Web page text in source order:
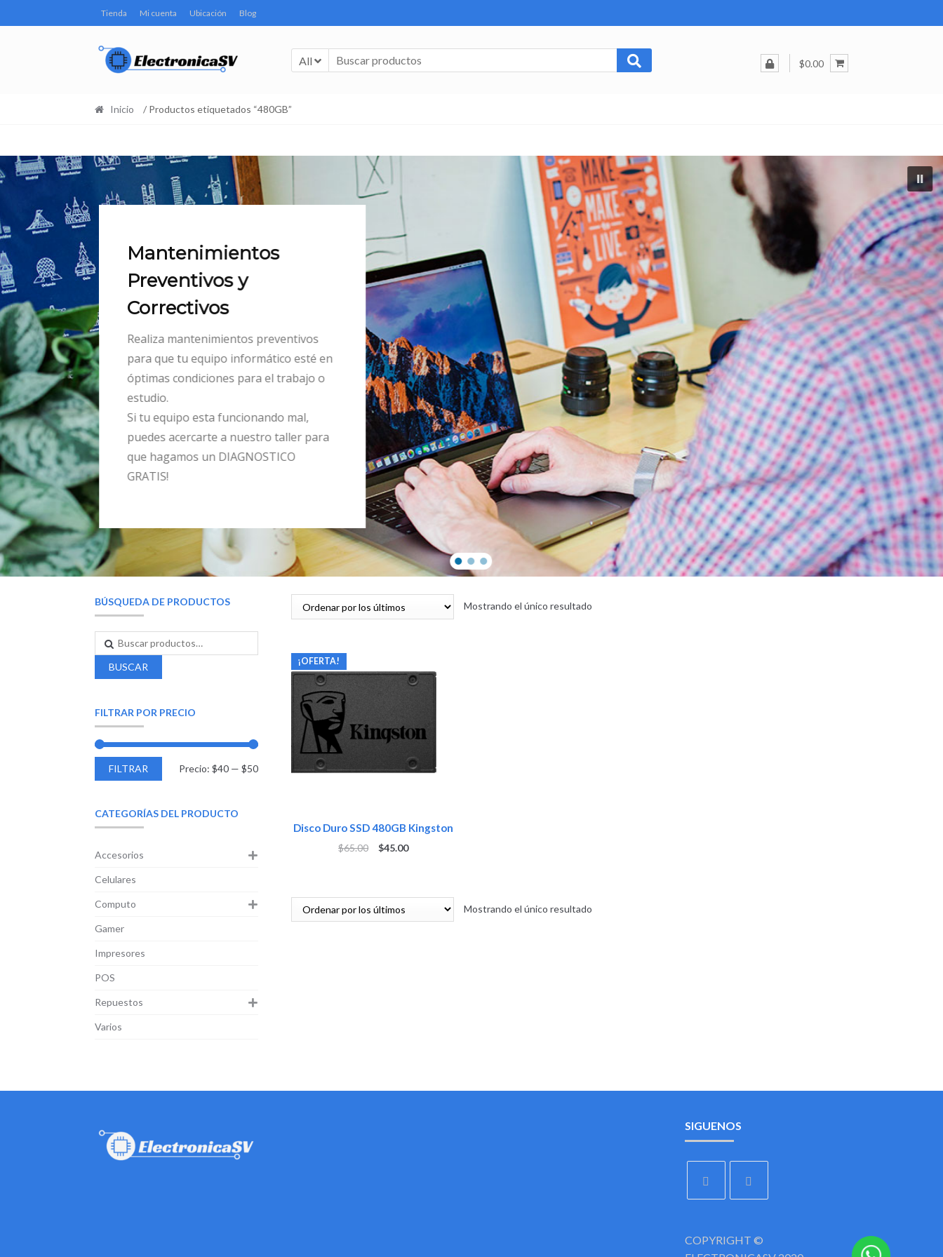
Tienda Mi cuenta Ubicación Blog
All $0.00
Inicio / Productos etiquetados “480GB”
Mantenimientos
Preventivos y
Correctivos
Realiza mantenimientos preventivos
para que tu equipo informático esté en
óptimas condiciones para el trabajo o
estudio.
Si tu equipo esta funcionando mal,
puedes acercarte a nuestro taller para
que hagamos un DIAGNOSTICO
GRATIS!
Mostrando el único resultado
Disco Duro SSD 480GB Kingston
¡OFERTA!
$65.00 $45.00
Mostrando el único resultado
BÚSQUEDA DE PRODUCTOS
BUSCAR
FILTRAR POR PRECIO
FILTRAR Precio:$40 —$50
CATEGORÍAS DEL PRODUCTO
Accesorios
Celulares
Computo
Gamer
Impresores
POS
Repuestos
Varios
SIGUENOS
COPYRIGHT ©